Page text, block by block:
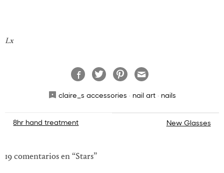
Lx
claire_s accessories · nail art· nails
Navegación
entradas
8hr hand treatment New Glasses
19 comentarios en “Stars”